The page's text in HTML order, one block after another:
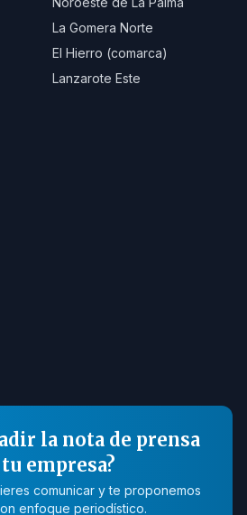
La Gomera Norte
El Hierro (comarca)
Lanzarote Este
la nota de prensa
empresa?
comunicar y te proponemos
enfoque periodístico.